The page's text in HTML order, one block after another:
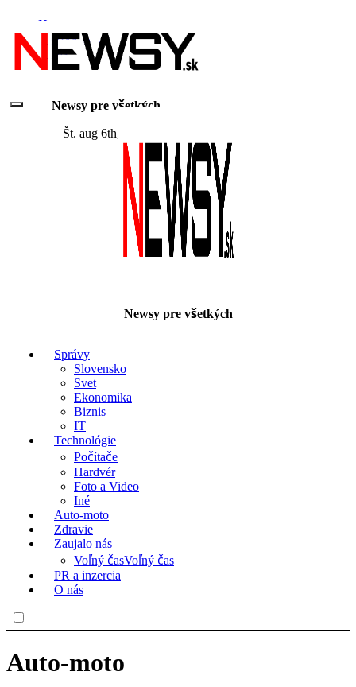
to
content
Home
Ukážka strany
O nás
Newsy pre všetkých
Št. aug 6th, 2026
Newsy pre všetkých
Správy
Slovensko
Svet
Ekonomika
Biznis
IT
Technológie
Počítače
Hardvér
Foto a Video
Iné
Auto-moto
Zdravie
Zaujalo nás
Voľný časVoľný čas
PR a inzercia
O nás
Auto-moto